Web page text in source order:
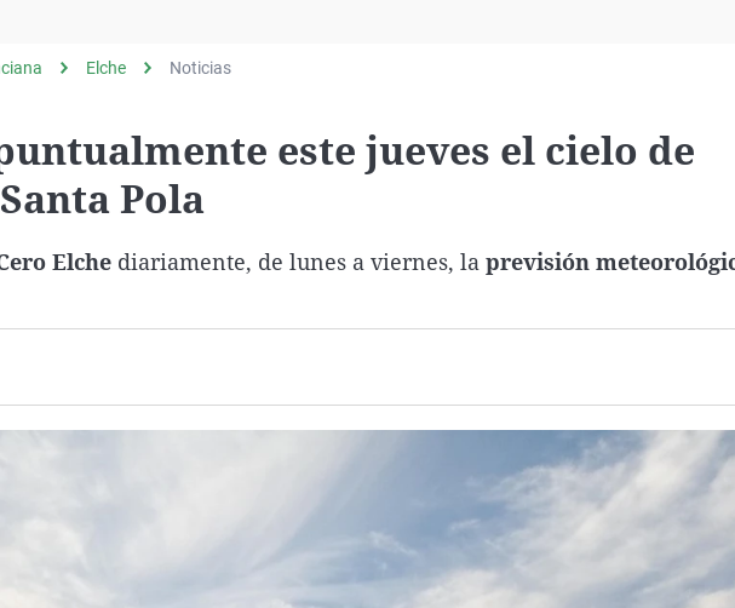
Elche Noticias
este jueves el cielo de
Pola
Elche diariamente, de lunes a viernes, la previsión